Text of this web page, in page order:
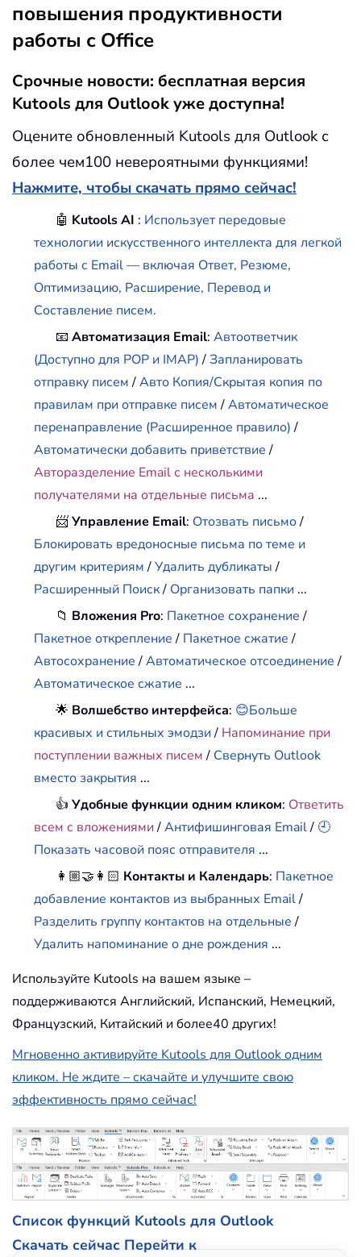
повышения продуктивности
работы с Office
Срочные новости: бесплатная версия
Kutools для Outlook уже доступна!
Оцените обновленный Kutools для Outlook с
более чем100 невероятными функциями!
Нажмите, чтобы скачать прямо сейчас!
🤖 Kutools AI : Использует передовые
технологии искусственного интеллекта для легкой
работы с Email — включая Ответ, Резюме,
Оптимизацию, Расширение, Перевод и
Составление писем.
📧Автоматизация Email:Автоответчик
(Доступно для POP и IMAP)/Запланировать
отправку писем/Авто Копия/Скрытая копия по
правилам при отправке писем/Автоматическое
перенаправление (Расширенное правило)/
Автоматически добавить приветствие/
Авторазделение Email с несколькими
получателями на отдельные письма ...
📨Управление Email: Отозвать письмо/
Блокировать вредоносные письма по теме и
другим критериям/Удалить дубликаты/
Расширенный Поиск/ Организовать папки ...
📁 Вложения Pro: Пакетное сохранение/
Пакетное открепление/ Пакетное сжатие/
Автосохранение/Автоматическое отсоединение/
Автоматическое сжатие ...
🌟 Волшебство интерфейса: 😊Больше
красивых и стильных эмодзи/ Напоминание при
поступлении важных писем/ Свернуть Outlook
вместо закрытия ...
👍Удобные функции одним кликом: Ответить
всем с вложениями /Антифишинговая Email/ 🕘
Показать часовой пояс отправителя ...
👩🏼‍🤝‍👩🏻 Контакты и Календарь: Пакетное
добавление контактов из выбранных Email/
Разделить группу контактов на отдельные/
Удалить напоминание о дне рождения ...
Используйте Kutools на вашем языке –
поддерживаются Английский, Испанский, Немецкий,
Французский, Китайский и более40 других!
Мгновенно активируйте Kutools для Outlook одним
кликом. Не ждите – скачайте и улучшите свою
эффективность прямо сейчас!
Список функций Kutools для Outlook
Скачать сейчас Перейти к